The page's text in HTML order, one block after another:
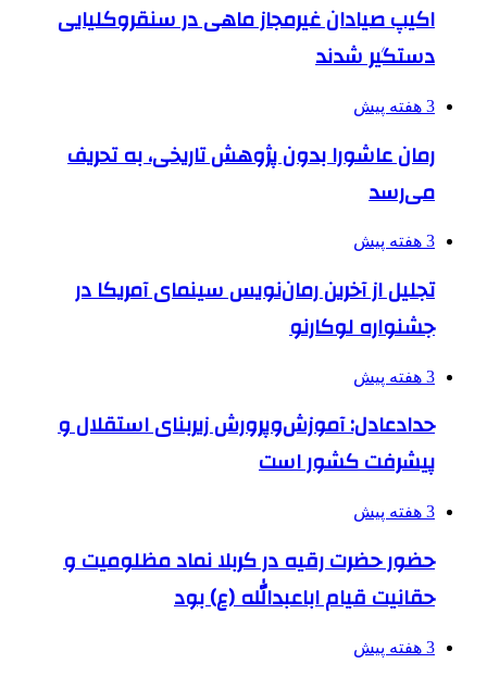
اکیپ صیادان غیرمجاز ماهی در سنقروکلیایی
دستگیر شدند
3 هفته پیش
رمان عاشورا بدون پژوهش تاریخی، به تحریف
می‌رسد
3 هفته پیش
تجلیل از آخرین رمان‌نویس سینمای آمریکا در
جشنواره لوکارنو
3 هفته پیش
حدادعادل: آموزش‌وپرورش زیربنای استقلال و
پیشرفت کشور است
3 هفته پیش
حضور حضرت رقیه در کربلا نماد مظلومیت و
حقانیت قیام اباعبدالله (ع) بود
3 هفته پیش